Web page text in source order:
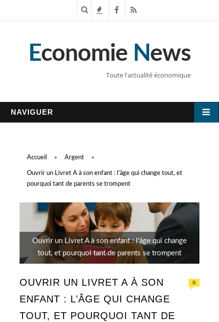
c n
s
F
c
R
S
Economie News
Toute l'actualité économique
NAVIGUER
Accueil » Argent »
Ouvrir un Livret A à son enfant : l’âge qui change tout, et
pourquoi tant de parents se trompent
Ouvrir un Livret A à son enfant : l'âge qui change
tout, et pourquoi tant de parents se trompent
OUVRIR UN LIVRET A À SON
ENFANT : L’ÂGE QUI CHANGE
TOUT, ET POURQUOI TANT DE
0